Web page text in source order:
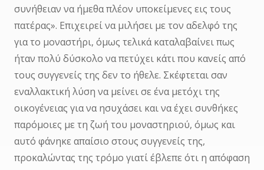
συνήθειαν να ήμεθα πλέον υποκείμενες εις τους
πατέρας». Επιχειρεί να μιλήσει με τον αδελφό της
για το μοναστήρι, όμως τελικά καταλαβαίνει πως
ήταν πολύ δύσκολο να πετύχει κάτι που κανείς από
τους συγγενείς της δεν το ήθελε. Σκέφτεται σαν
εναλλακτική λύση να μείνει σε ένα μετόχι της
οικογένειας για να ησυχάσει και να έχει συνθήκες
παρόμοιες με τη ζωή του μοναστηριού, όμως και
αυτό φάνηκε απαίσιο στους συγγενείς της,
προκαλώντας της τρόμο γιατί έβλεπε ότι η απόφαση